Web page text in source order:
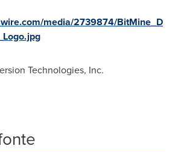
media/2739874/BitMine_D
Technologies, Inc.